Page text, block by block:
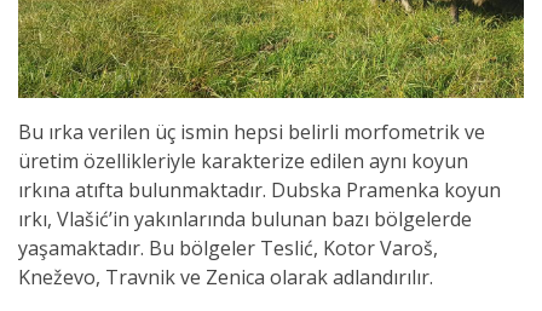
Bu ırka verilen üç ismin hepsi belirli morfometrik ve
üretim özellikleriyle karakterize edilen aynı koyun
ırkına atıfta bulunmaktadır. Dubska Pramenka koyun
ırkı, Vlašić’in yakınlarında bulunan bazı bölgelerde
yaşamaktadır. Bu bölgeler Teslić, Kotor Varoš,
Kneževo, Travnik ve Zenica olarak adlandırılır.